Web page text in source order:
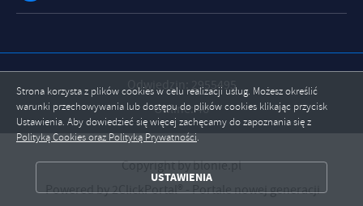
Odwiedzin: 2955495
Online: 46
Copyright by blonie.pl
Powered by2ClickPortal®- Portale nowej generacji
Strona korzysta z plików cookies w celu realizacji usług. Możesz określić
warunki przechowywania lub dostępu do plików cookies klikając przycisk
Ustawienia. Aby dowiedzieć się więcej zachęcamy do zapoznania się z
Polityką Cookies oraz Polityką Prywatności.
USTAWIENIA
ZAPISZ WYBRANE
ZEZWÓL NA WSZYSTKIE